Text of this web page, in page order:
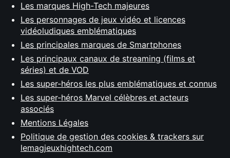
Les marques High-Tech majeures
Les personnages de jeux vidéo et licences
vidéoludiques emblématiques
Les principales marques de Smartphones
Les principaux canaux de streaming (films et
séries) et de VOD
Les super-héros les plus emblématiques et connus
Les super-héros Marvel célèbres et acteurs
associés
Mentions Légales
Politique de gestion des cookies & trackers sur
lemagjeuxhightech.com